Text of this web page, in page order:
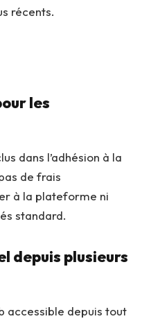
récents.
les
dans l’adhésion à la
de frais
à la plateforme ni
standard.
depuis plusieurs
accessible depuis tout